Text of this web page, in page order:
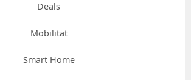
Deals
Mobilität
Smart Home